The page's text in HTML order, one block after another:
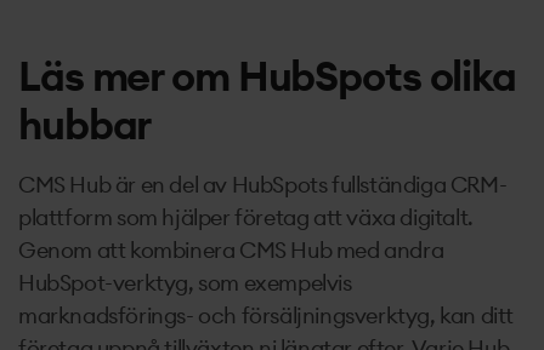
Läs mer om HubSpots olika
hubbar
CMS Hub är en del av HubSpots fullständiga CRM-
plattform som hjälper företag att växa digitalt.
Genom att kombinera CMS Hub med andra
HubSpot-verktyg, som exempelvis
marknadsförings- och försäljningsverktyg, kan ditt